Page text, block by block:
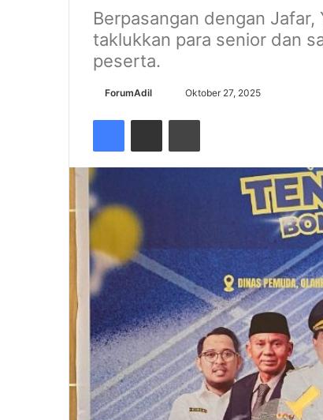
Berpasangan dengan
taklukkan para senior dan
peserta.
ForumAdil
SendOktober 27, 2025
FacebookShare via Email Cetak